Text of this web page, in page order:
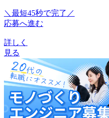
＼最短45秒で完了／
応募へ進む
詳しく
見る